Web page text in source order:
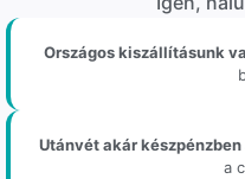
Országos kiszállításunk
Utánvét akár készpénzben
a